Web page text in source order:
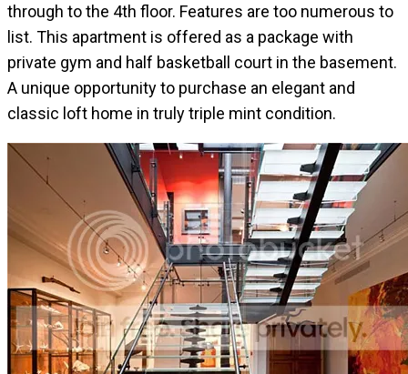
through to the 4th floor. Features are too numerous to
list. This apartment is offered as a package with
private gym and half basketball court in the basement.
A unique opportunity to purchase an elegant and
classic loft home in truly triple mint condition.